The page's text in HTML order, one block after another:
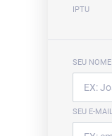
IPTU
SEU NOME
SEU E-MAIL